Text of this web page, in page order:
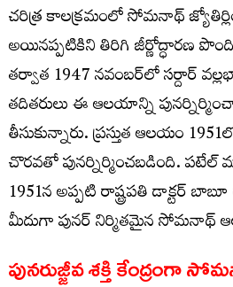
చరిత్ర కాలక్రమంలో సోమనాథ్
అయినప్పటికిని తిరిగి జీర్ణోద్ధారణ
తర్వాత 1947 నవంబర్‌లో సర్దార్
తదితరులు ఈ ఆలయాన్ని
తీసుకున్నారు. ప్రస్తుత ఆలయం
చొరవతో పునర్నిర్మించబడింది. పటేల్
1951న అప్పటి రాష్ట్రపతి డాక్టర్
మీదుగా పునర్ నిర్మితమైన సోమనాథ్
పునరుజ్జీవ శక్తి కేంద్రంగా